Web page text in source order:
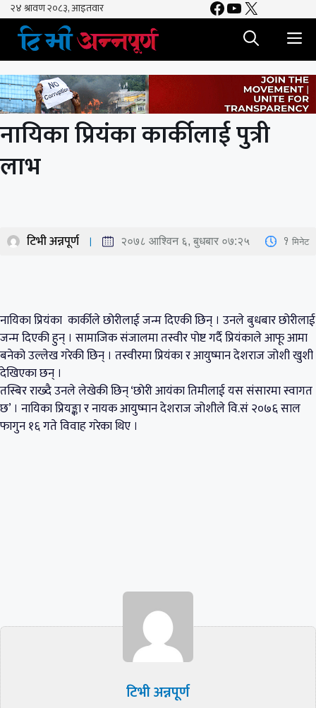
Skip
content
Facebook
YouTube
X
नायिका प्रियंका कार्कीलाई पुत्री
लाभ
टिभी अन्नपूर्ण २०७८ आश्विन ६, बुधबार ०७:२५ 1 मिनेट
नायिका प्रियंका कार्कीले छोरीलाई जन्म दिएकी छिन् । उनले बुधबार छोरीलाई
जन्म दिएकी हुन् । सामाजिक संजालमा तस्वीर पोष्ट गर्दै प्रियंकाले आफू आमा
बनेको उल्लेख गरेकी छिन् । तस्वीरमा प्रियंका र आयुष्मान देशराज जोशी खुशी
देखिएका छन् ।
तस्बिर राख्दै उनले लेखेकी छिन् ‘छोरी आयंका तिमीलाई यस संसारमा स्वागत
छ’ । नायिका प्रियङ्का र नायक आयुष्मान देशराज जोशीले वि.सं २०७६ साल
फागुन १६ गते विवाह गरेका थिए ।
टिभी अन्नपूर्ण